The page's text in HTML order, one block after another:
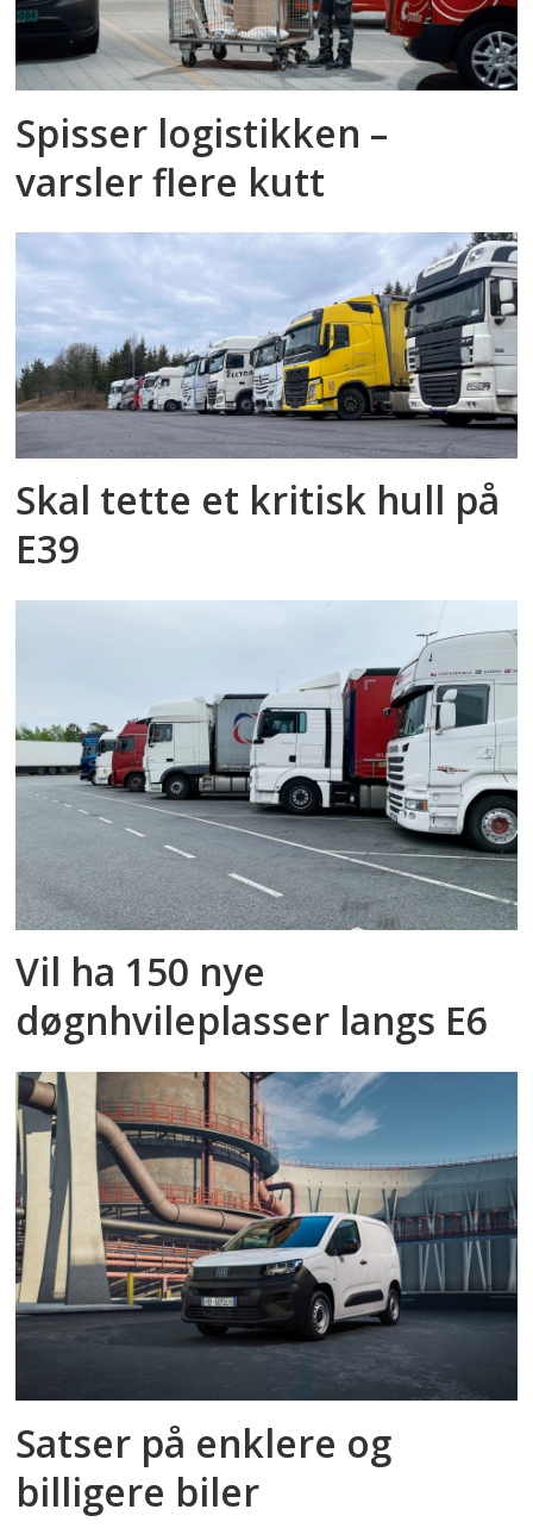
Spisser logistikken –
varsler flere kutt
Skal tette et kritisk hull på
E39
Vil ha 150 nye
døgnhvileplasser langs E6
Satser på enklere og
billigere biler